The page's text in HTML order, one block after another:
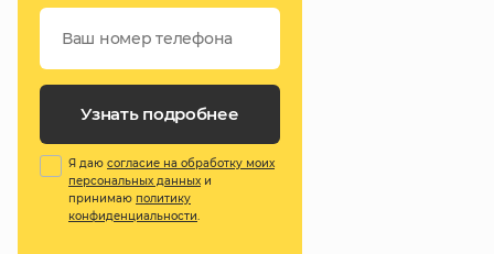
Узнать подробнее
Я даю согласие на обработку моих
персональных данных и
принимаю политику
конфиденциальности.